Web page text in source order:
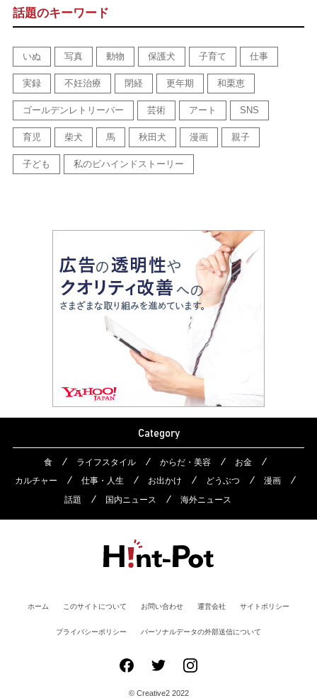
話題のキーワード
いぬ 写真 動物 保護犬 子育て 仕事
実録 不妊治療 閉経 更年期 和栗恵
ゴールデンレトリーバー 芸術 アート SNS
育児 柴犬 馬 秋田犬 漫画 親子
子ども 私のビハインドストーリー
Category
食 ライフスタイル からだ・美容
お金
カルチャー
仕事・人生 お出かけ どうぶつ
漫画
話題
国内ニュース 海外ニュース
ホーム このサイトについて お問い合わせ 運営会社 サイトポリシー
プライバシーポリシー パーソナルデータの外部送信について
© Creative2 2022